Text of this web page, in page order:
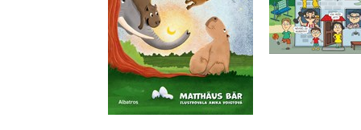
Do košíku
299 Kč
239 Kč